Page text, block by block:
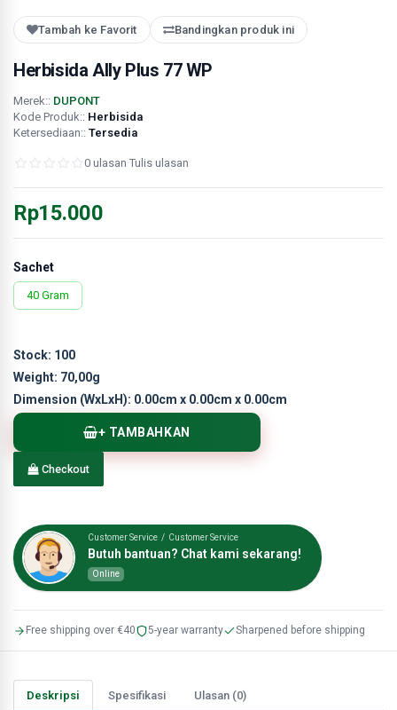
Tambah ke Favorit Bandingkan produk ini
Herbisida Ally Plus 77 WP
Merek:: DUPONT
Kode Produk:: Herbisida
Ketersediaan:: Tersedia
0 ulasan Tulis ulasan
Rp15.000
Sachet
40 Gram
Stock: 100
Weight: 70,00g
Dimension (WxLxH): 0.00cm x 0.00cm x 0.00cm
+ TAMBAHKAN
Checkout
Customer Service / Customer Service
Butuh bantuan? Chat kami sekarang!
Online
Free shipping over €40 5-year warranty Sharpened before shipping
Deskripsi Spesifikasi Ulasan (0)